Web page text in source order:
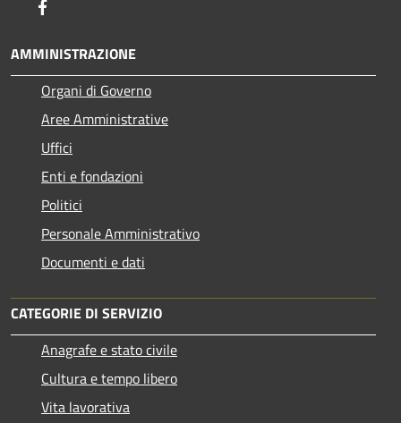
AMMINISTRAZIONE
Organi di Governo
Aree Amministrative
Uffici
Enti e fondazioni
Politici
Personale Amministrativo
Documenti e dati
CATEGORIE DI SERVIZIO
Anagrafe e stato civile
Cultura e tempo libero
Vita lavorativa